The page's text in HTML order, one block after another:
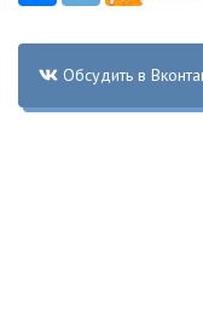
Обсудить в